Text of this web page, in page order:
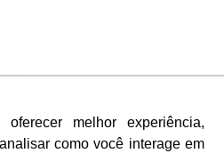
melhor experiência,
como você interage em